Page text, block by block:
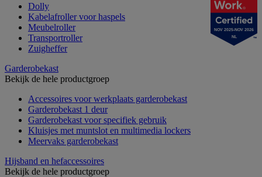
Dolly
Kabelafroller voor haspels
Meubelroller
Transportroller
Zuigheffer
Garderobekast
Bekijk de hele productgroep
Accessoires voor werkplaats garderobekast
Garderobekast 1 deur
Garderobekast voor specifiek gebruik
Kluisjes met muntslot en multimedia lockers
Meervaks garderobekast
Hijsband en hefaccessoires
Bekijk de hele productgroep
NOV 2025-NOV 2026
NL